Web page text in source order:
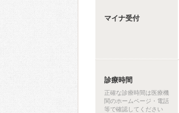
マイナ受付
診療時間
正確な診療時間は医療機
関のホームページ・電話
等で確認してください